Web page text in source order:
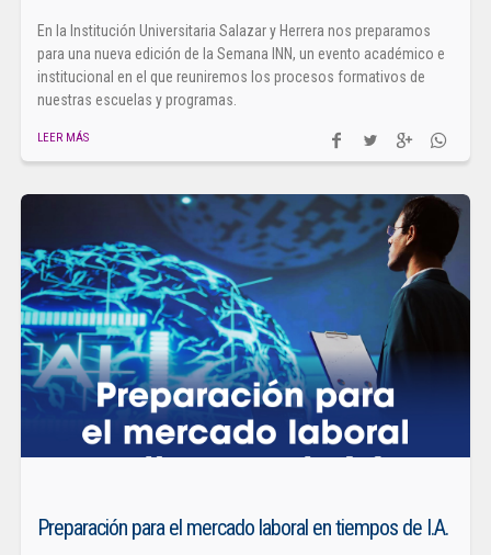
En la Institución Universitaria Salazar y Herrera nos preparamos
para una nueva edición de la Semana INN, un evento académico e
institucional en el que reuniremos los procesos formativos de
nuestras escuelas y programas.
LEER MÁS
Preparación para el mercado laboral en tiempos de I.A.